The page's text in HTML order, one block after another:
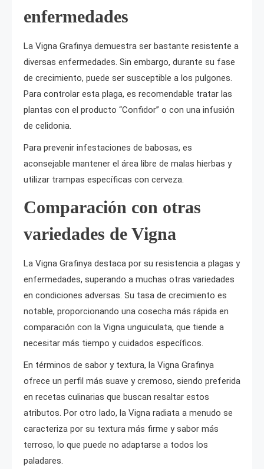
enfermedades
La Vigna Grafinya demuestra ser bastante resistente a
diversas enfermedades. Sin embargo, durante su fase
de crecimiento, puede ser susceptible a los pulgones.
Para controlar esta plaga, es recomendable tratar las
plantas con el producto “Confidor” o con una infusión
de celidonia.
Para prevenir infestaciones de babosas, es
aconsejable mantener el área libre de malas hierbas y
utilizar trampas específicas con cerveza.
Comparación con otras
variedades de Vigna
La Vigna Grafinya destaca por su resistencia a plagas y
enfermedades, superando a muchas otras variedades
en condiciones adversas. Su tasa de crecimiento es
notable, proporcionando una cosecha más rápida en
comparación con la Vigna unguiculata, que tiende a
necesitar más tiempo y cuidados específicos.
En términos de sabor y textura, la Vigna Grafinya
ofrece un perfil más suave y cremoso, siendo preferida
en recetas culinarias que buscan resaltar estos
atributos. Por otro lado, la Vigna radiata a menudo se
caracteriza por su textura más firme y sabor más
terroso, lo que puede no adaptarse a todos los
paladares.